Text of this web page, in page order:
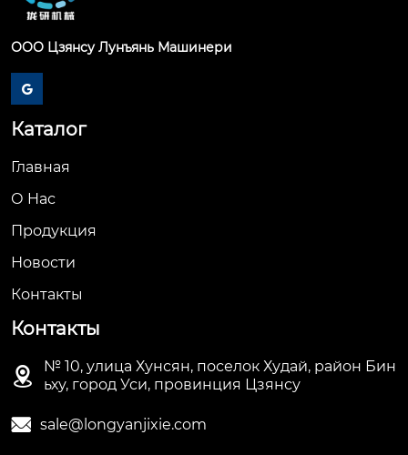
ООО Цзянсу Лунъянь Машинери

Каталог
Главная
О Hас
Продукция
Новости
Контакты
Контакты

№ 10, улица Хунсян, поселок Худай, район Бин
ьху, город Уси, провинция Цзянсу
 sale@longyanjixie.com